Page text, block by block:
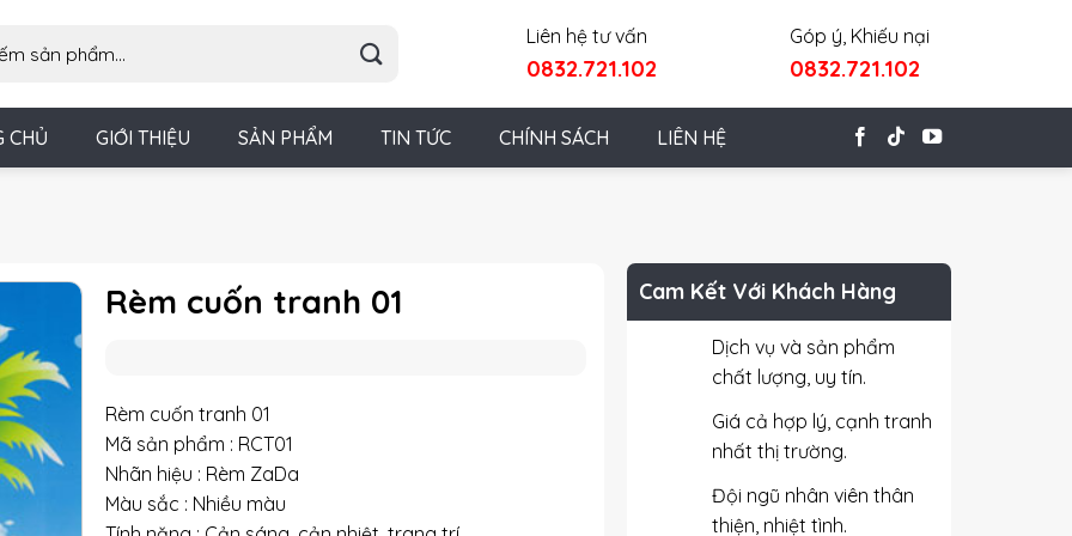
Liên hệ tư vấn
0832.721.102
Góp ý, Khiếu nại
0832.721.102
CHỦ GIỚI THIỆU SẢN PHẨM TIN TỨC CHÍNH SÁCH LIÊN HỆ
Cam Kết Với Khách Hàng
Dịch vụ và sản phẩm
chất lượng, uy tín.
Giá cả hợp lý, cạnh tranh
nhất thị trường.
Đội ngũ nhân viên thân
thiện, nhiệt tình.
Rèm cuốn tranh 01
Rèm cuốn tranh 01
Mã sản phẩm : RCT01
Nhãn hiệu : Rèm ZaDa
Màu sắc : Nhiều màu